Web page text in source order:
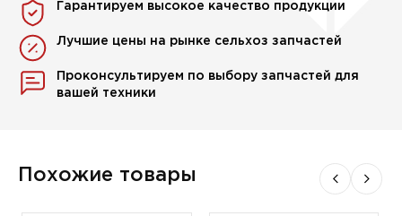
Гарантируем высокое качество продукции
Лучшие цены на рынке сельхоз запчастей
Проконсультируем по выбору запчастей для
вашей техники
Похожие товары